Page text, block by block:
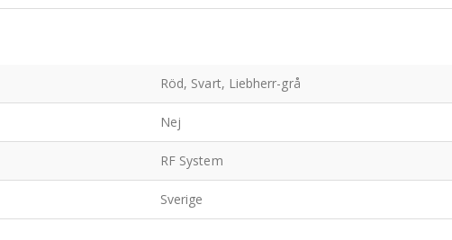
Röd, Svart, Liebherr-grå
Nej
RF System
Sverige